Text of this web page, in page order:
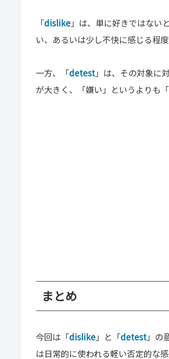
「dislike」は、単に好きではない
い、あるいは少し不快に感じる程度
一方、「detest」は、その対象に
が大きく、「嫌い」というよりも
まとめ
今回は「dislike」と「detest」の
は日常的に使われる軽い否定的な